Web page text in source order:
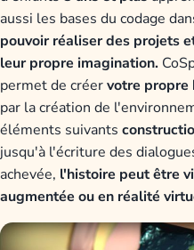
aussi les bases du codage
pouvoir réaliser des projets
leur propre imagination.
permet de créervotre propre
par la création de
éléments suivants
jusqu'à l'écriture des
achevée, l'histoire peut être
augmentée ou en réalité